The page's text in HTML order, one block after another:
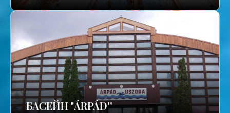
БАСЕЙН "ÁRPÁD''